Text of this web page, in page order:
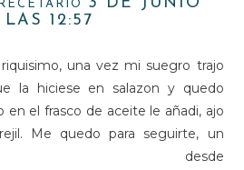
12:57
una vez mi suegro trajo
la hiciese en salazon y quedo
en el frasco de aceite le añadi, ajo
Me quedo para seguirte, un
desde